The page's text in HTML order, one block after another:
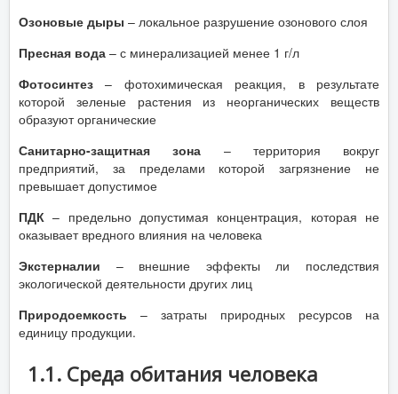
Озоновые дыры – локальное разрушение озонового слоя
Пресная вода – с минерализацией менее 1 г/л
Фотосинтез – фотохимическая реакция, в результате
которой зеленые растения из неорганических веществ
образуют органические
Санитарно-защитная зона – территория вокруг
предприятий, за пределами которой загрязнение не
превышает допустимое
ПДК – предельно допустимая концентрация, которая не
оказывает вредного влияния на человека
Экстерналии – внешние эффекты ли последствия
экологической деятельности других лиц
Природоемкость – затраты природных ресурсов на
единицу продукции.
1.1. Среда обитания человека